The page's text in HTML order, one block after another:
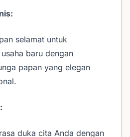
selamat untuk
baru dengan
papan yang elegan
duka cita Anda dengan